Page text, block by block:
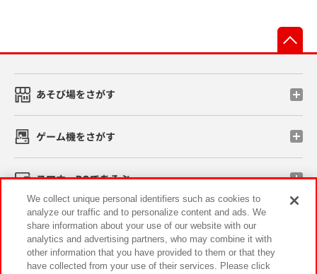
あそび場をさがす
ゲーム機をさがす
スマホ・PCであそぶ
イベント・キャンペーン
We collect unique personal identifiers such as cookies to
analyze our traffic and to personalize content and ads. We
share information about your use of our website with our
analytics and advertising partners, who may combine it with
other information that you have provided to them or that they
have collected from your use of their services. Please click